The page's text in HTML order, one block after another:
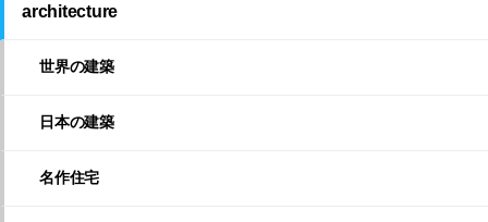
architecture
世界の建築
日本の建築
名作住宅